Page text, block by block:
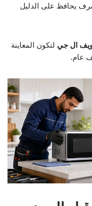
يحافظ على الدليل
ال جي لتكون المعاينة
عام.